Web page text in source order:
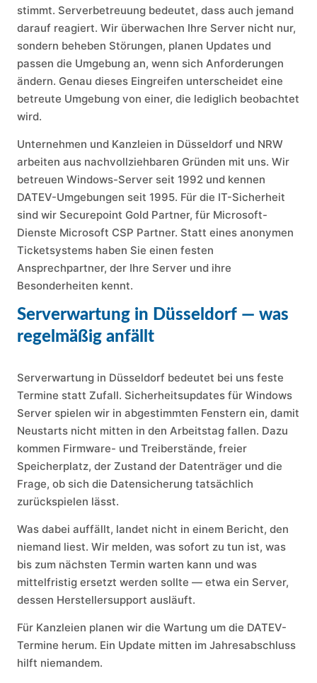
stimmt. Serverbetreuung bedeutet, dass auch jemand
darauf reagiert. Wir überwachen Ihre Server nicht nur,
sondern beheben Störungen, planen Updates und
passen die Umgebung an, wenn sich Anforderungen
ändern. Genau dieses Eingreifen unterscheidet eine
betreute Umgebung von einer, die lediglich beobachtet
wird.
Unternehmen und Kanzleien in Düsseldorf und NRW
arbeiten aus nachvollziehbaren Gründen mit uns. Wir
betreuen Windows-Server seit 1992 und kennen
DATEV-Umgebungen seit 1995. Für die IT-Sicherheit
sind wir Securepoint Gold Partner, für Microsoft-
Dienste Microsoft CSP Partner. Statt eines anonymen
Ticketsystems haben Sie einen festen
Ansprechpartner, der Ihre Server und ihre
Besonderheiten kennt.
Serverwartung in Düsseldorf — was
regelmäßig anfällt
Serverwartung in Düsseldorf bedeutet bei uns feste
Termine statt Zufall. Sicherheitsupdates für Windows
Server spielen wir in abgestimmten Fenstern ein, damit
Neustarts nicht mitten in den Arbeitstag fallen. Dazu
kommen Firmware- und Treiberstände, freier
Speicherplatz, der Zustand der Datenträger und die
Frage, ob sich die Datensicherung tatsächlich
zurückspielen lässt.
Was dabei auffällt, landet nicht in einem Bericht, den
niemand liest. Wir melden, was sofort zu tun ist, was
bis zum nächsten Termin warten kann und was
mittelfristig ersetzt werden sollte — etwa ein Server,
dessen Herstellersupport ausläuft.
Für Kanzleien planen wir die Wartung um die DATEV-
Termine herum. Ein Update mitten im Jahresabschluss
hilft niemandem.